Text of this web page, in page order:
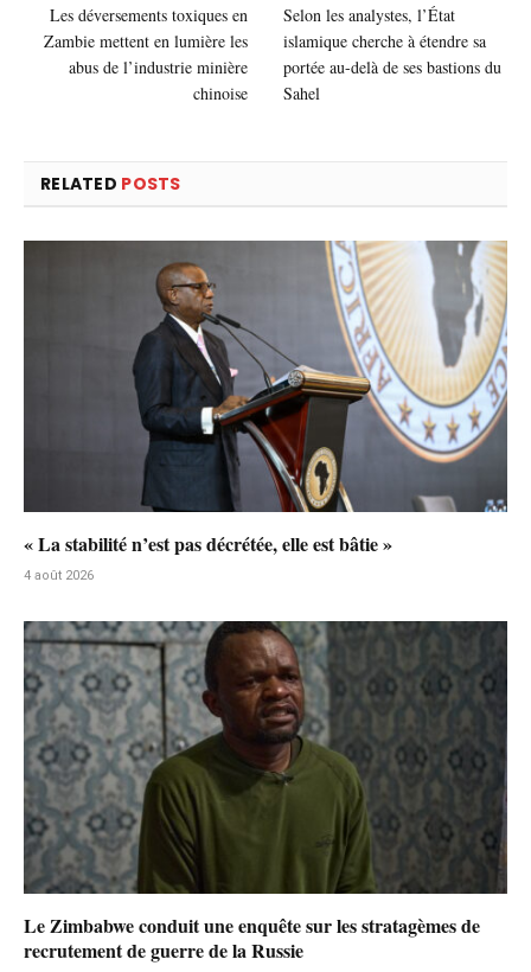
Les déversements toxiques en
Zambie mettent en lumière les
abus de l’industrie minière
chinoise
Selon les analystes, l’État
islamique cherche à étendre sa
portée au-delà de ses bastions du
Sahel
RELATED POSTS
« La stabilité n’est pas décrétée, elle est bâtie »
4 août 2026
Le Zimbabwe conduit une enquête sur les stratagèmes de
recrutement de guerre de la Russie